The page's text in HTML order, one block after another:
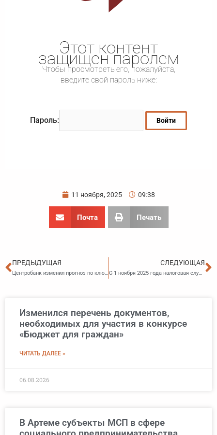
Этот контент
защищен паролем
Чтобы просмотреть его, пожалуйста,
введите свой пароль ниже:
Пароль:
11 ноября, 2025 09:38
Почта Печать
Пред
ПРЕДЫДУЩАЯ
Центробанк изменил прогноз по ключевой ставке на 2026 год
СЛЕДУЮЩАЯ
С 1 ноября 2025 года налоговая служба сможет списывать долги граждан без решения суда
Изменился перечень документов,
необходимых для участия в конкурсе
«Бюджет для граждан»
ЧИТАТЬ ДАЛЕЕ »
06.08.2026
В Артеме субъекты МСП в сфере